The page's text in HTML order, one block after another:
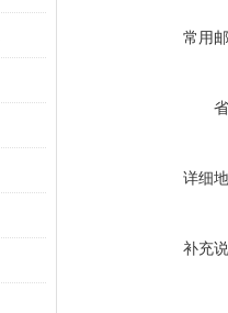
常用
详细
补充